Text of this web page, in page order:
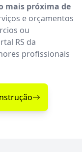
mais próxima de
e orçamentos
ou
RS da
profissionais